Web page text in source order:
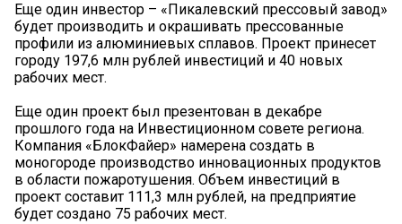
Еще один инвестор – «Пикалевский прессовый завод»
будет производить и окрашивать прессованные
профили из алюминиевых сплавов. Проект принесет
городу 197,6 млн рублей инвестиций и 40 новых
рабочих мест.
Еще один проект был презентован в декабре
прошлого года на Инвестиционном совете региона.
Компания «БлокФайер» намерена создать в
моногороде производство инновационных продуктов
в области пожаротушения. Объем инвестиций в
проект составит 111,3 млн рублей, на предприятие
будет создано 75 рабочих мест.